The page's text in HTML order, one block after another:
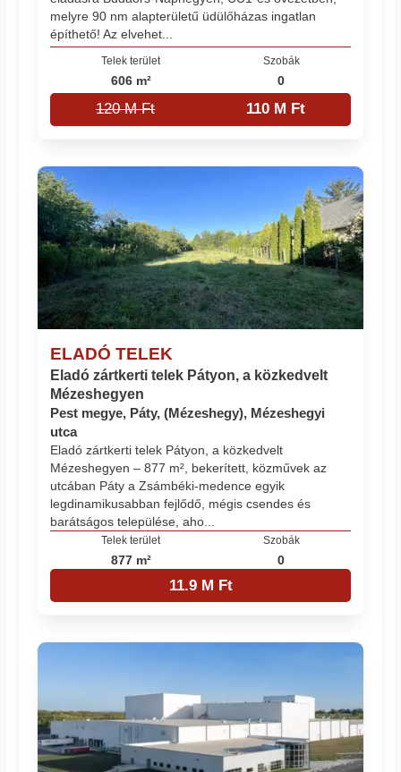
melyre 90 nm alapterületű üdülőházas ingatlan
építhető! Az elvehet...
Telek terület
606 m²
Szobák
0
120 M Ft 110 M Ft
ELADÓ TELEK
Eladó zártkerti telek Pátyon, a közkedvelt
Mézeshegyen
Pest megye, Páty, (Mézeshegy), Mézeshegyi
utca
Eladó zártkerti telek Pátyon, a közkedvelt
Mézeshegyen – 877 m², bekerített, közművek az
utcában Páty a Zsámbéki-medence egyik
legdinamikusabban fejlődő, mégis csendes és
barátságos települése, aho...
Telek terület
877 m²
Szobák
0
11.9 M Ft